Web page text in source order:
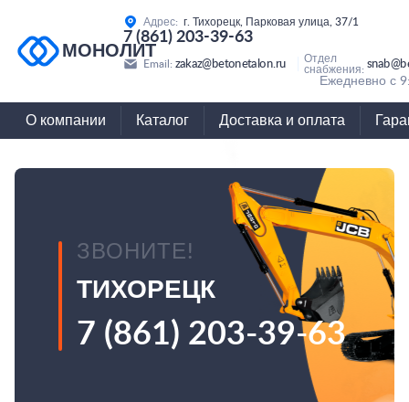
МОНОЛИТ
Адрес: г. Тихорецк, Парковая улица, 37/1
7 (861) 203-39-63
Email: zakaz@betonetalon.ru
Отдел
снабжения:
Ежедневно с
О компании Каталог Доставка и оплата
ЗВОНИТЕ!
ТИХОРЕЦК
7 (861) 203-39-63